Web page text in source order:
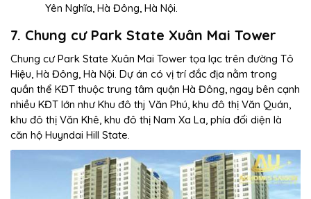
Yên Nghĩa, Hà Đông, Hà Nội.
7. Chung cư Park State Xuân Mai Tower
Chung cư Park State Xuân Mai Tower tọa lạc trên đường Tô
Hiệu, Hà Đông, Hà Nội. Dự án có vị trí đắc địa nằm trong
quần thể KĐT thuộc trung tâm quận Hà Đông, ngay bên cạnh
nhiều KĐT lớn như Khu đô thj Văn Phú, khu đô thị Văn Quán,
khu đô thị Văn Khê, khu đô thị Nam Xa La, phía đối diện là
căn hộ Huyndai Hill State.